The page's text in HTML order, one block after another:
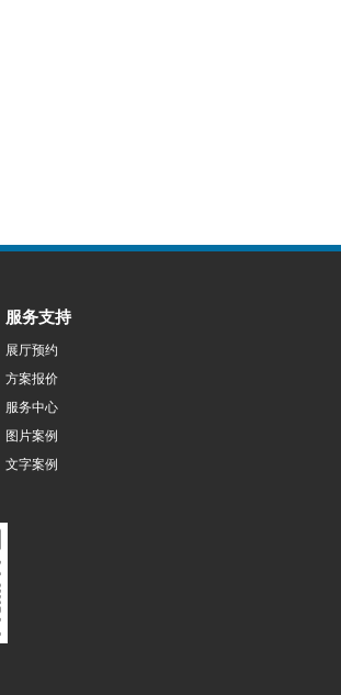
服务支持
展厅预约
方案报价
服务中心
图片案例
文字案例